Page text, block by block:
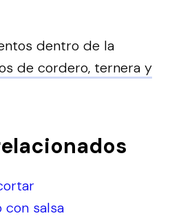
dentro de la
de cordero, ternera y
salsa